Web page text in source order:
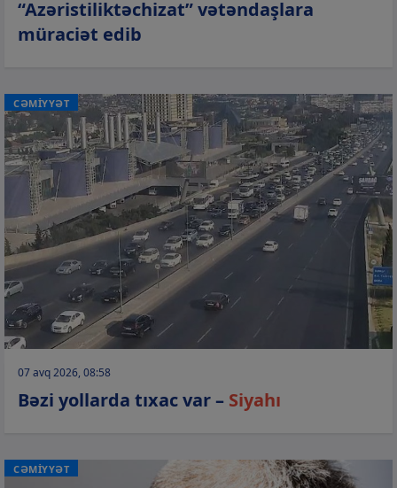
“Azəristiliktəchizat” vətəndaşlara
müraciət edib
CƏMİYYƏT
07 avq 2026, 08:58
Bəzi yollarda tıxac var – Siyahı
CƏMİYYƏT